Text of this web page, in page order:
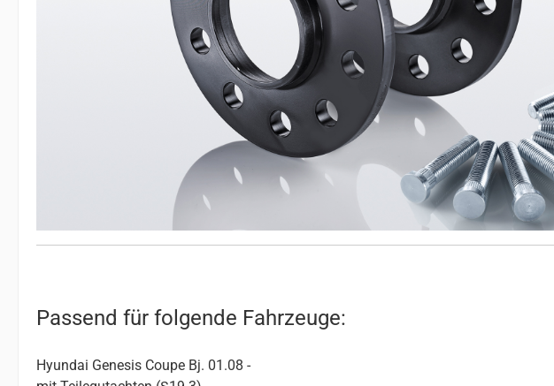
Passend für folgende Fahrzeuge:
Hyundai Genesis Coupe Bj. 01.08 -